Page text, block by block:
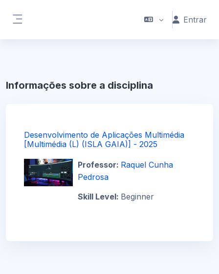
Entrar
Informações sobre a disciplina
Desenvolvimento de Aplicações Multimédia
[Multimédia (L) (ISLA GAIA)] - 2025
Professor: Raquel Cunha
Pedrosa
Skill Level: Beginner